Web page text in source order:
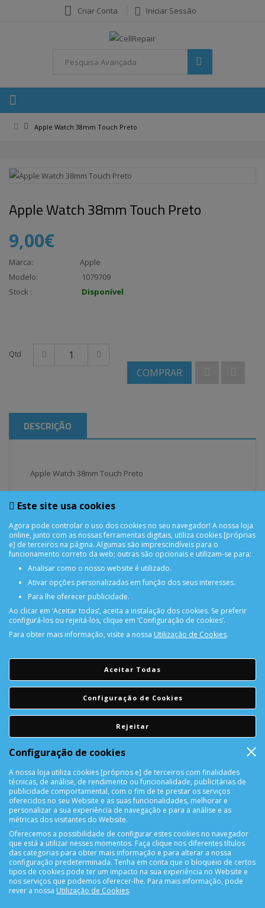
Criar Conta Iniciar Sessão
Apple Watch 38mm Touch Preto
Apple Watch 38mm Touch Preto
9,00€
Marca:
Apple
Modelo:
1079709
Stock :
Disponível
Qtd
COMPRAR
DESCRIÇÃO
Apple Watch 38mm Touch Preto
PORTES GRÁTIS
Encomendas acima de 150€
CONSULTAR REPARAÇÃO
DEVOLUÇÕES
Devolução Garantida!
SUPORTE ONLINE
CONTACTOS
Rua Álvaro Castelões Nº413 R/C
4450-042 Matosinhos Portugal
comercial@cellrepair.pt
Este site usa cookies
Agora pode controlar o uso dos cookies no seu navegador! A nossa loja
online, junto com as nossas ferramentas digitais, utiliza cookies [próprias
e] de terceiros na página. Algumas são imprescindíveis para o
funcionamento correto da web; outras são opcionais e utilizam-se para:
Analisar como o nosso website é utilizado.
Ativar opções personalizadas em função dos seus interesses.
Para lhe oferecer publicidade.
Ao clicar em ‘Aceitar todas’, aceita a instalação dos cookies. Se preferir
configurá-los ou rejeitá-los, clique em ‘Configuração de cookies’.
Para obter mais informação, visite a nossa Utilização de Cookies.
Aceitar Todas
Configuração de Cookies
Rejeitar
Configuração de cookies
A nossa loja utiliza cookies [próprios e] de terceiros com finalidades
técnicas, de análise, de rendimento ou funcionalidade, publicitárias de
publicidade comportamental, com o fim de te prestar os serviços
oferecidos no seu Website e as suas funcionalidades, melhorar e
personalizar a sua experiência de navegação e para a análise e as
métricas dos visitantes do Website.
Oferecemos a possibilidade de configurar estes cookies no navegador
que está a utilizar nesses momentos. Faça clique nos diferentes títulos
das categorias para obter mais informação e para alterar a nossa
configuração predeterminada. Tenha em conta que o bloqueio de certos
tipos de cookies pode ter um impacto na sua experiência no Website e
nos serviços que podemos oferecer-lhe. Para mais informação, pode
rever a nossa Utilização de Cookies.